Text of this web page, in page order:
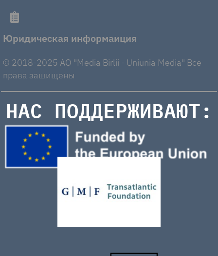
Юридическая информаиция
© 2018-2025 AO "Media Birlii - Uniunia Media" Все
права защищены
НАС ПОДДЕРЖИВАЮТ: